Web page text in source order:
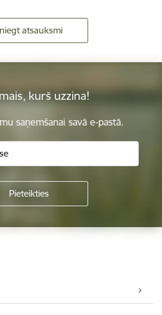
atsauksmi
kurš uzzina!
saņemšanai savā e-pastā.